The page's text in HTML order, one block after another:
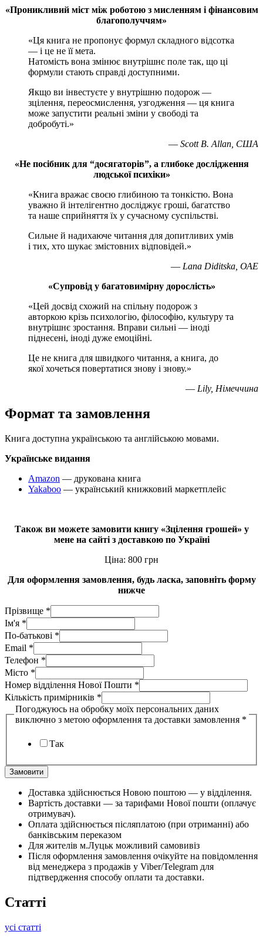
«Проникливий міст між роботою з мисленням і фінансовим
благополуччям»
«Ця книга не пропонує формул складного відсотка
— і це не її мета.
Натомість вона змінює внутрішнє поле так, що ці
формули стають справді доступними.
Якщо ви інвестуєте у внутрішню подорож —
зцілення, переосмислення, узгодження — ця книга
може запустити реальні зміни у свободі та
добробуті.»
— Scott B. Allan, США
«Не посібник для “досягаторів”, а глибоке дослідження
людської психіки»
«Книга вражає своєю глибиною та тонкістю. Вона
уважно й інтелігентно досліджує гроші, багатство
та наше сприйняття їх у сучасному суспільстві.
Сильне й надихаюче читання для допитливих умів
і тих, хто шукає змістовних відповідей.»
— Lana Diditska, ОАЕ
«Супровід у багатовимірну дорослість»
«Цей досвід схожий на спільну подорож з
авторкою крізь психологію, філософію, культуру та
внутрішнє зростання. Вправи сильні — іноді
піднесені, іноді дуже емоційні.
Це не книга для швидкого читання, а книга, до
якої хочеться повертатися знову і знову.»
— Lily, Німеччина
Формат та замовлення
Книга доступна українською та англійською мовами.
Українське видання
Amazon — друкована книга
Yakaboo — український книжковий маркетплейс
Також ви можете замовити книгу «Зцілення грошей» у
мене на сайті з доставкою по Україні
Ціна: 800 грн
Для оформлення замовлення, будь ласка, заповніть форму
нижче
Прізвище *
Ім'я *
По-батькові *
Email *
Телефон *
Місто *
даних
Номер
Номер відділення Нової Пошти *
Кількість примірників *
Погоджуюсь на обробку моїх персональних даних
виключно з метою оформлення та доставки замовлення *
Так
Замовити
Доставка здійснюється Новою поштою — у відділення.
Вартість доставки — за тарифами Нової пошти (оплачує
отримувач).
Оплата здійснюється післяплатою (при отриманні) або
банківським переказом
Для жителів м.Луцьк можливий самовивіз
Після оформлення замовлення очікуйте на повідомлення
від менеджера з продажів у Viber/Telegram для
підтвердження способу оплати та доставки.
Статті
усі статті